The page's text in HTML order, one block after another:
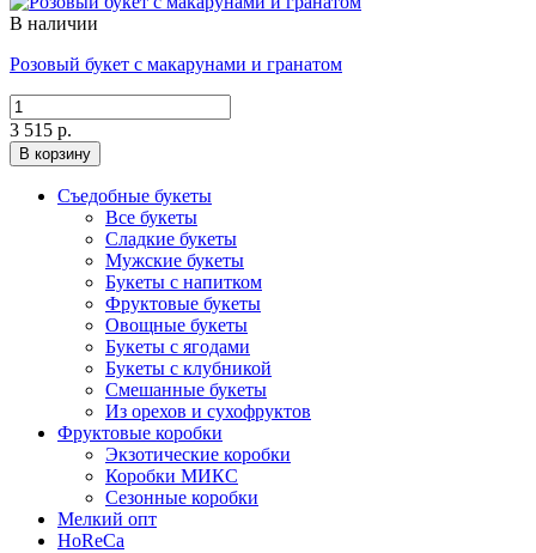
В наличии
Розовый букет с макарунами и гранатом
3 515 р.
В корзину
Съедобные букеты
Все букеты
Сладкие букеты
Мужские букеты
Букеты с напитком
Фруктовые букеты
Овощные букеты
Букеты с ягодами
Букеты с клубникой
Смешанные букеты
Из орехов и сухофруктов
Фруктовые коробки
Экзотические коробки
Коробки МИКС
Сезонные коробки
Мелкий опт
HoReCa